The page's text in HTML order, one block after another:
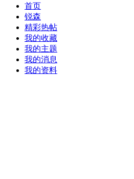
首页
锐森
精彩热帖
我的收藏
我的主题
我的消息
我的资料